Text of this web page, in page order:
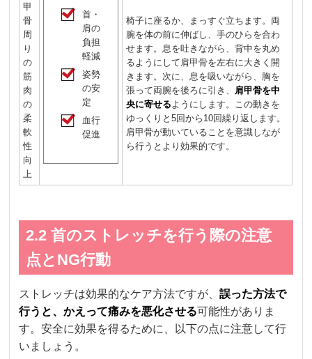
甲
骨
周
り
の
筋
肉
の
柔
軟
性
向
上
首・
肩の
負担
軽減
姿勢
の安
定
血行
促進
椅子に座るか、まっすぐ立ちます。両
腕を体の前に伸ばし、手のひらを合わ
せます。息を吐きながら、背中を丸め
るようにして肩甲骨を左右に大きく開
きます。次に、息を吸いながら、胸を
張って両腕を後ろに引き、
肩甲骨を中
央に寄せる ようにします。この動きを
ゆっくりと5回から10回繰り返します。
肩甲骨が動いていることを意識しなが
ら行うとより効果的です。
2.2 首のストレッチを行う際の注意
点とNG行動
ストレッチは効果的なケア方法ですが、誤った方法で
行うと、かえって痛みを悪化させる可能性がありま
す。安全に効果を得るために、以下の点に注意して行
いましょう。